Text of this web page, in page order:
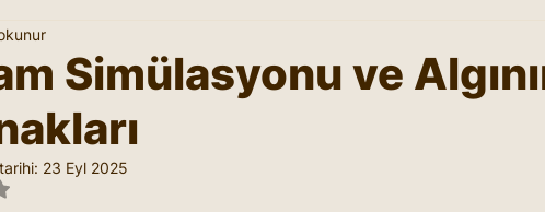
Marifetname
Simülasyonu ve
23 Eyl 2025
NaN yıldız